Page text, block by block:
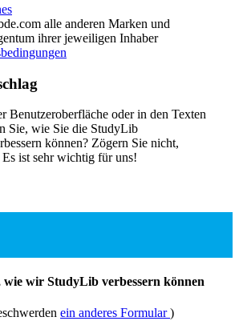
alle anderen Marken und
ihrer jeweiligen Inhaber
Benutzeroberfläche oder in den Texten
Sie, wie Sie die StudyLib
können? Zögern Sie nicht,
ist sehr wichtig für uns!
wie wir StudyLib verbessern können
ein anderes Formular)